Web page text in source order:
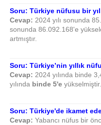
Soru: Türkiye nüfusu bir
Cevap: 2024 yılı sonunda
sonunda 86.092.168'e
artmıştır.
Soru: Türkiye’nin yıllık
Cevap: 2024 yılında binde
yılında binde 5'e yükselmiştir.
Soru: Türkiye'de ikamet
Cevap: Yabancı nüfus bir